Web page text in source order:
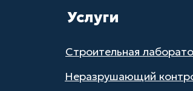
Услуги
Неразрушающий
Строительная